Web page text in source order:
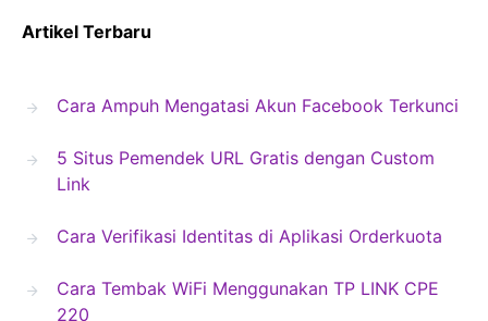
Artikel Terbaru
Cara Ampuh Mengatasi Akun Facebook Terkunci
5 Situs Pemendek URL Gratis dengan Custom
Link
Cara Verifikasi Identitas di Aplikasi Orderkuota
Cara Tembak WiFi Menggunakan TP LINK CPE
220